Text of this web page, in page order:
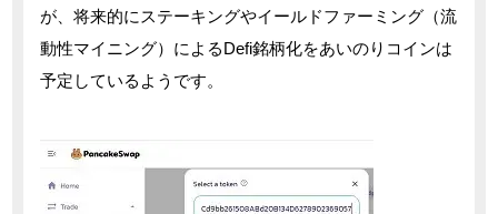
が、将来的にステーキングやイールドファーミング（流
動性マイニング）によるDefi銘柄化をあいのりコインは
予定しているようです。